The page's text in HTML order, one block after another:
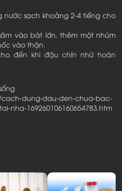
nước sạch khoảng 2-4 tiếng cho
vào bát lớn, thêm một nhúm
vào thận.
đến khi đậu chín nhừ hoàn
cach-dung-dau-den-chua-bac-
nha-169260106160654783.htm